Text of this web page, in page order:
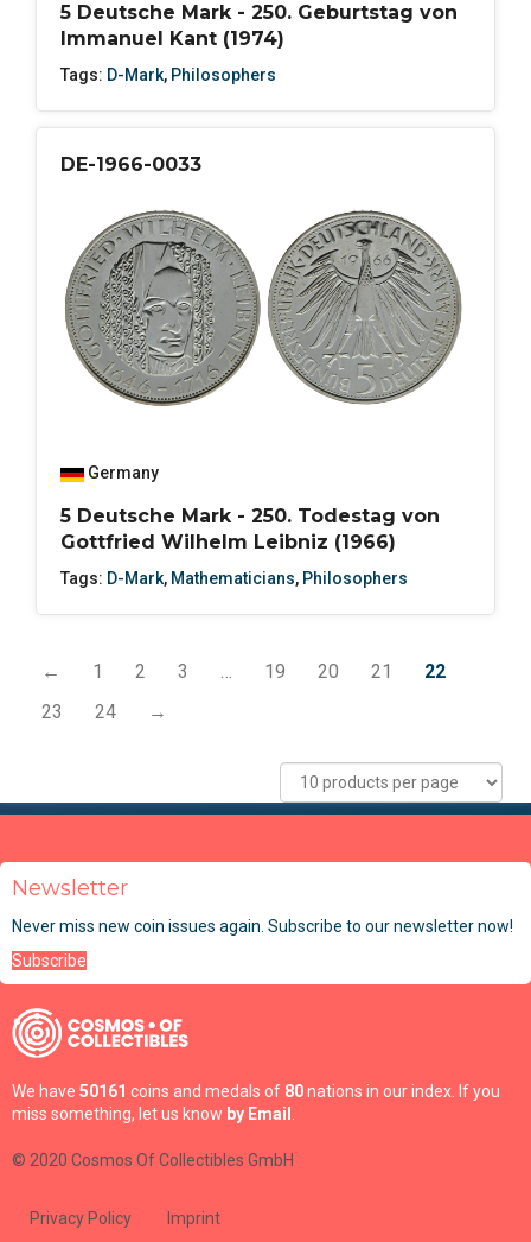
5 Deutsche Mark - 250. Geburtstag von
Immanuel Kant (1974)
Tags: D-Mark, Philosophers
DE-1966-0033
Germany
5 Deutsche Mark - 250. Todestag von
Gottfried Wilhelm Leibniz (1966)
Tags: D-Mark, Mathematicians, Philosophers
← 1 2 3 … 19 20 21
22
23
24 →
Newsletter
Never miss new coin issues again. Subscribe to our newsletter now!
Subscribe
We have 50161 coins and medals of 80nations in our index. If you
miss something, let us know by Email .
© 2020 Cosmos Of Collectibles GmbH
Privacy Policy Imprint